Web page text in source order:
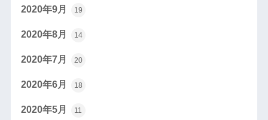
2020年9月 19
2020年8月 14
2020年7月 20
2020年6月 18
2020年5月 11